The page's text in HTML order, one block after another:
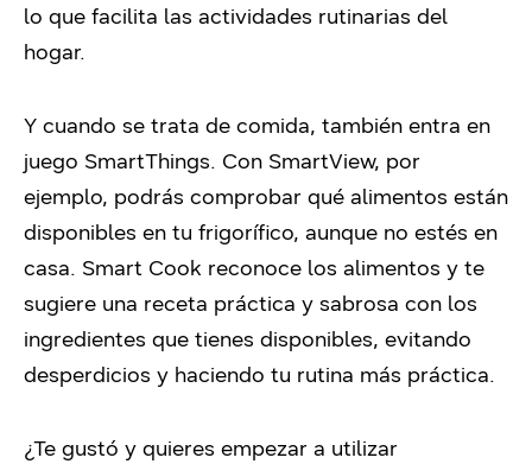
lo que facilita las actividades rutinarias del
hogar.
Y cuando se trata de comida, también entra en
juego SmartThings. Con SmartView, por
ejemplo, podrás comprobar qué alimentos están
disponibles en tu frigorífico, aunque no estés en
casa. Smart Cook reconoce los alimentos y te
sugiere una receta práctica y sabrosa con los
ingredientes que tienes disponibles, evitando
desperdicios y haciendo tu rutina más práctica.
¿Te gustó y quieres empezar a utilizar